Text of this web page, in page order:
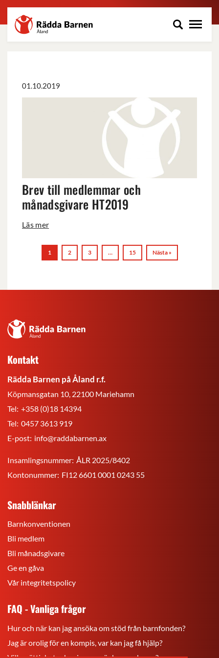
Hoppa
till
huvudinnehåll
Rädda
Barnen
på
01.10.2019
Brev till medlemmar och
månadsgivare HT2019
Läs mer
1 2 3 … 15 Nästa »
Kontakt
Rädda Barnen på Åland r.f.
Köpmansgatan 10, 22100 Mariehamn
Tel: +358 (0)18 14394
Tel: 0457 3613 919
E-post: info@raddabarnen.ax
Insamlingsnummer: ÅLR 2025/8402
Kontonummer: FI12 6601 0001 0243 55
Snabblänkar
Barnkonventionen
Bli medlem
Bli månadsgivare
Ge en gåva
Vår integritetspolicy
FAQ - Vanliga frågor
Hur och när kan jag ansöka om stöd från barnfonden?
Jag är orolig för en kompis, var kan jag få hjälp?